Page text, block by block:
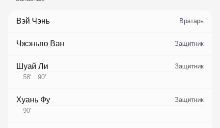
Вэй Чэнь Вратарь
Чжэньяо Ван Защитник
Шуай Ли
Защитник
58' 90'
Хуань Фу
Защитник
90'